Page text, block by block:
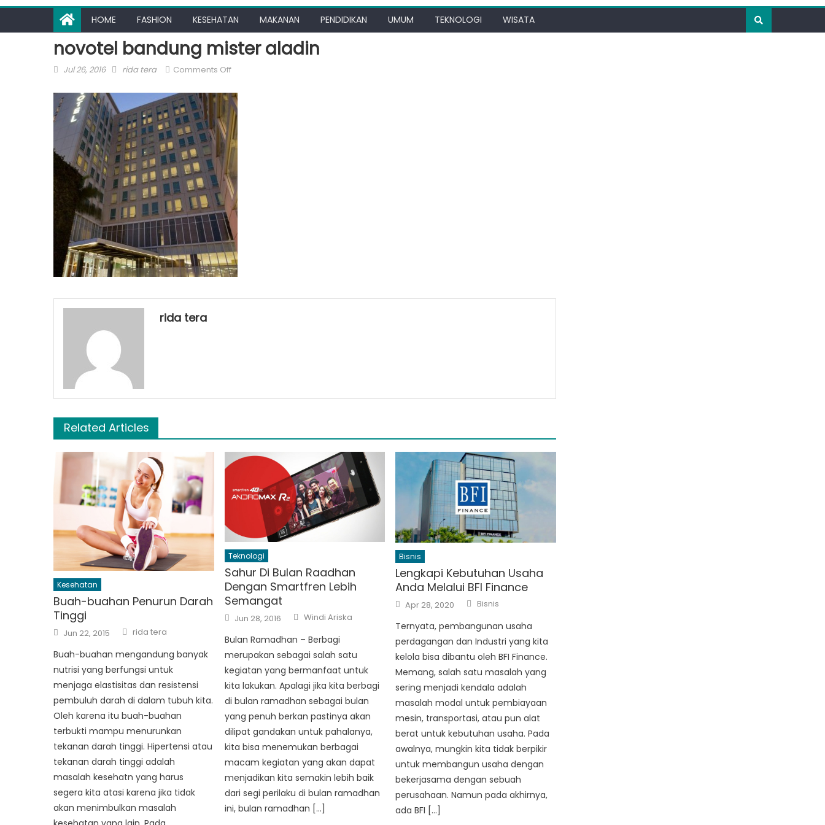
HOME FASHION KESEHATAN MAKANAN PENDIDIKAN UMUM TEKNOLOGI WISATA
novotel bandung mister aladin
Posted
Jul 26, 2016 Author
rida tera Comments Offon
bandung
mister
aladin
rida tera
Related Articles
Kesehatan
Buah-buahan Penurun Darah
Tinggi
Posted
on
Jun 22, 2015 Author
rida tera
Buah-buahan mengandung banyak
nutrisi yang berfungsi untuk
menjaga elastisitas dan resistensi
pembuluh darah di dalam tubuh kita.
Oleh karena itu buah-buahan
terbukti mampu menurunkan
tekanan darah tinggi. Hipertensi atau
tekanan darah tinggi adalah
masalah kesehatn yang harus
segera kita atasi karena jika tidak
akan menimbulkan masalah
Teknologi
Sahur Di Bulan Raadhan
Dengan Smartfren Lebih
Semangat
Posted
on
Jun 28, 2016 Author
Windi Ariska
Bulan Ramadhan – Berbagi
merupakan sebagai salah satu
kegiatan yang bermanfaat untuk
kita lakukan. Apalagi jika kita berbagi
di bulan ramadhan sebagai bulan
yang penuh berkan pastinya akan
dilipat gandakan untuk pahalanya,
kita bisa menemukan berbagai
macam kegiatan yang akan dapat
menjadikan kita semakin lebih baik
dari segi perilaku di bulan ramadhan
ini, bulan ramadhan […]
Bisnis
Lengkapi Kebutuhan Usaha
Anda Melalui BFI Finance
Posted
on
Apr 28, 2020 Author
Bisnis
Ternyata, pembangunan usaha
perdagangan dan Industri yang kita
kelola bisa dibantu oleh BFI Finance.
Memang, salah satu masalah yang
sering menjadi kendala adalah
masalah modal untuk pembiayaan
mesin, transportasi, atau pun alat
berat untuk kebutuhan usaha. Pada
awalnya, mungkin kita tidak berpikir
untuk membangun usaha dengan
bekerjasama dengan sebuah
perusahaan. Namun pada akhirnya,
ada BFI […]